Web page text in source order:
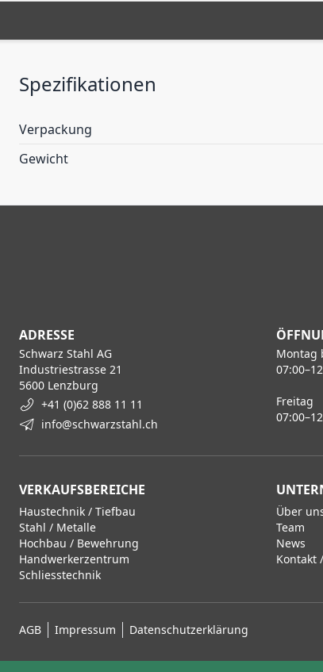
Spezifikationen
Verpackung
Gewicht
ADRESSE
Schwarz Stahl AG
Industriestrasse 21
5600 Lenzburg
+41 (0)62 888 11 11
info@schwarzstahl.ch
Montag
Freitag
VERKAUFSBEREICHE
Haustechnik / Tiefbau
Stahl / Metalle
Hochbau / Bewehrung
Handwerkerzentrum
Schliesstechnik
Über
Team
News
Kontakt
AGB Impressum Datenschutzerklärung